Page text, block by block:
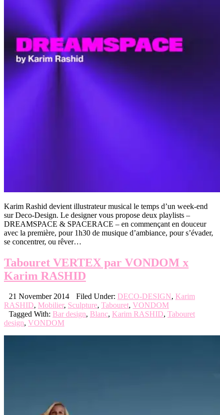
Karim Rashid devient illustrateur musical le temps d’un week-end
sur Deco-Design. Le designer vous propose deux playlists –
DREAMSPACE & SPACERACE – en commençant en douceur
avec la première, pour 1h30 de musique d’ambiance, pour s’évader,
se concentrer, ou rêver…
Tabouret VERTEX par VONDOM x
Karim RASHID
21 November 2014 Filed Under: DECO-DESIGN, Karim
RASHID, Mobilier, Sculpture, Tabouret, VONDOM
Tagged With: Bar design, Blanc, Karim RASHID, Tabouret
design, VONDOM